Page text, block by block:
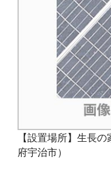
【設置場所】生長
府宇治市）